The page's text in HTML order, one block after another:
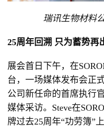
瑞讯生物材料
25周年回溯 只为蓄势再
展会首日下午，在
台，一场媒体发布会正
公司新任命的首席执行
媒体采访。Steve在
牌过去25周年“功劳簿”